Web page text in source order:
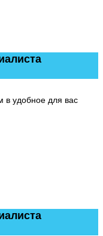
в удобное для вас